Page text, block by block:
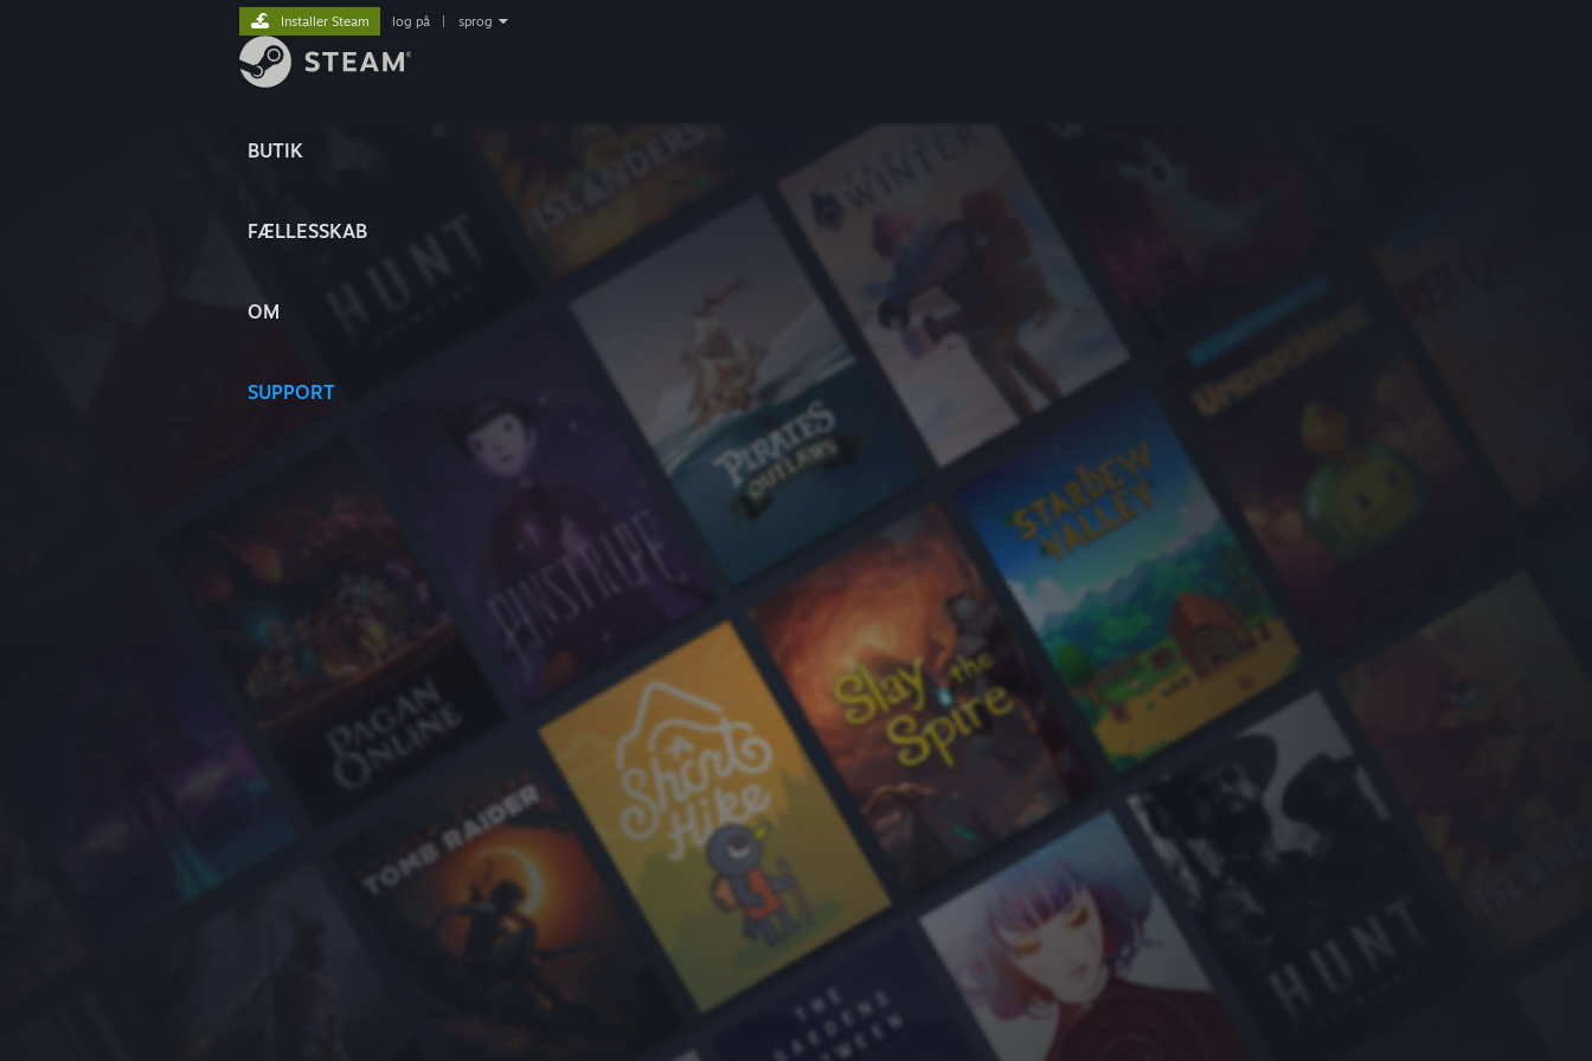
BUTIK
FÆLLESSKAB
OM
SUPPORT
Installer Steam log på sprog